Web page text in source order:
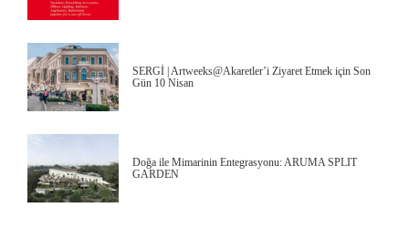
SERGİ | Artweeks@Akaretler’i Ziyaret Etmek için Son
Gün 10 Nisan
Doğa ile Mimarinin Entegrasyonu: ARUMA SPLIT
GARDEN